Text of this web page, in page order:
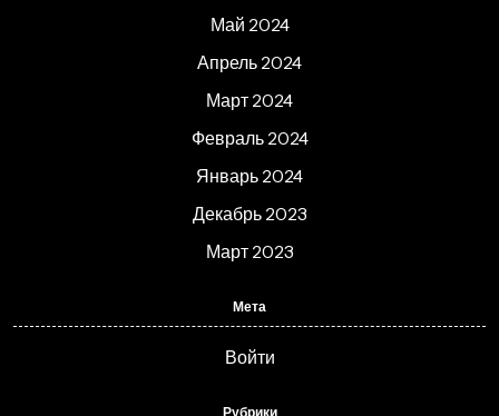
Май 2024
Апрель 2024
Март 2024
Февраль 2024
Январь 2024
Декабрь 2023
Март 2023
Мета
Войти
Рубрики